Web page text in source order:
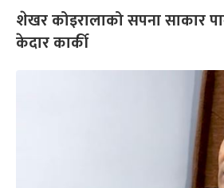
शेखर कोइरालाको सपना साकार
केदार कार्की